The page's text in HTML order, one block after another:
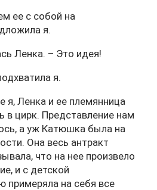
ее с собой на
я.
Ленка. – Это идея!
я.
я, Ленка и ее племянница
в цирк. Представление нам
а уж Катюшка была на
Она весь антракт
что на нее произвело
и с детской
примеряла на себя все